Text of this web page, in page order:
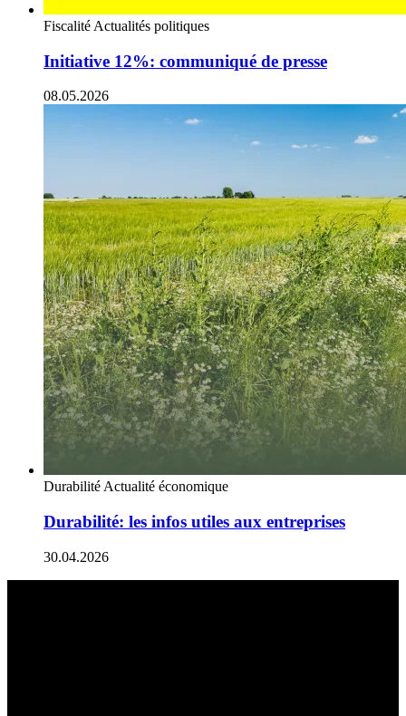
Fiscalité Actualités politiques
Initiative 12%: communiqué de presse
08.05.2026
DurabilitéActualité économique
Durabilité: les infos utiles aux entreprises
30.04.2026